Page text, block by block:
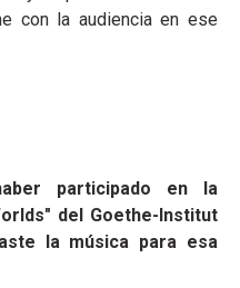
con la audiencia en ese
participado en la
del Goethe-Institut
la música para esa